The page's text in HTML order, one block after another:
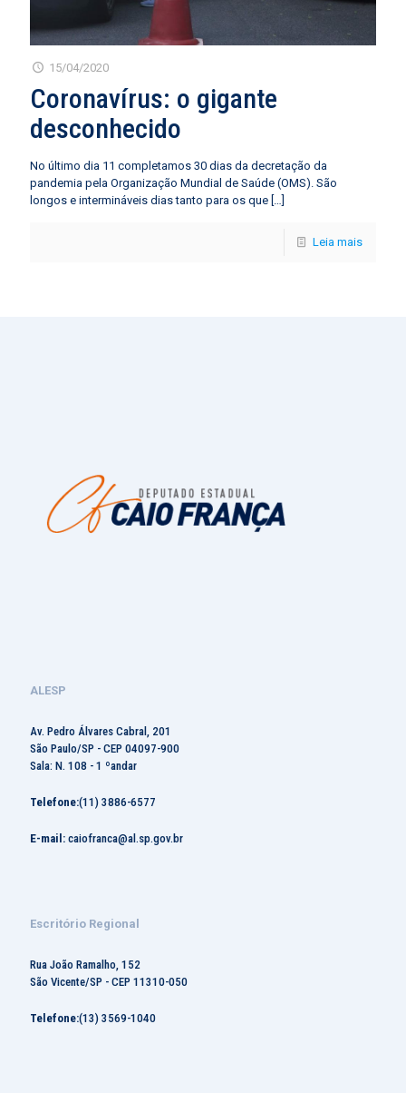
15/04/2020
Coronavírus: o gigante
desconhecido
No último dia 11 completamos 30 dias da decretação da
pandemia pela Organização Mundial de Saúde (OMS). São
longos e intermináveis dias tanto para os que
Leia mais
ALESP
Av. Pedro Álvares Cabral, 201
São Paulo/SP - CEP 04097-900
Sala: N. 108 - 1 ºandar
Telefone:(11) 3886-6577
E-mail: caiofranca@al.sp.gov.br
Escritório Regional
Rua João Ramalho, 152
São Vicente/SP - CEP 11310-050
Telefone:(13) 3569-1040